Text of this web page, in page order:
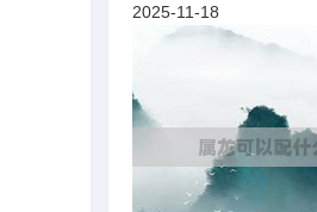
2025-11-18